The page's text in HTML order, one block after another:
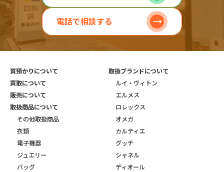
電話で相談する
質預かりについて
買取について
販売について
取扱商品について
その他取扱商品
衣類
電子機器
ジュエリー
バッグ
取扱ブランドについて
ルイ・ヴィトン
エルメス
ロレックス
オメガ
カルティエ
グッチ
シャネル
ディオール